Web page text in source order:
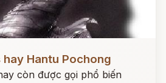
hay Hantu Pochong
còn được gọi phổ biến